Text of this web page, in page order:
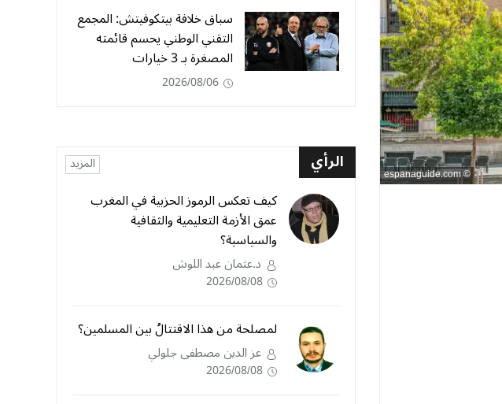
espanaguide.com
سباق خلافة بيتكوفيتش: المجمع
التقني الوطني يحسم قائمته
المصغرة بـ 3 خيارات
2026/08/06
الرأي المزيد
كيف تعكس الرموز الحزبية في المغرب
عمق الأزمة التعليمية والثقافية
والسياسية؟
د.عثمان عبد اللوش
2026/08/08
لمصلحة من هذا الاقتتالُ بين المسلمين؟
عز الدين مصطفى جلولي
2026/08/08